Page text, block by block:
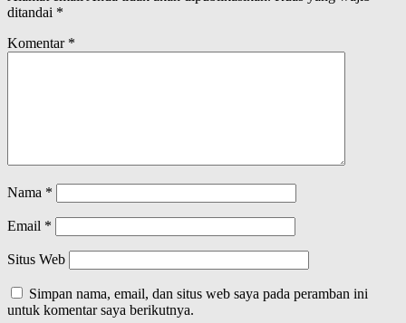
ditandai *
Komentar *
Nama *
Email *
Situs Web
Simpan nama, email, dan situs web saya pada peramban ini
untuk komentar saya berikutnya.